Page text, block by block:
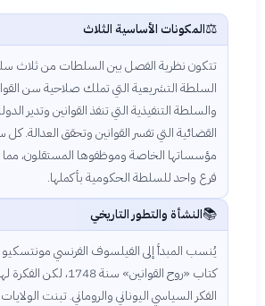
⚖️المكونات الأساسية الثلاث
تتكون نظرية الفصل بين السلطات من ثلاث
السلطة التشريعية التي تملك صلاحية سن
والسلطة التنفيذية التي تنفذ القوانين وتدير
القضائية التي تفسر القوانين وتحقق العدالة.
مؤسساتها الخاصة وموظفوها المستقلون،
فرع واحد للسلطة الحكومية بأكملها.
📚النشأة والتطور التاريخي
يُنسب المبدأ إلى الفيلسوف الفرنسي
كتاب «روح القوانين» سنة
الفكر السياسي اليوناني والروماني. تبنت